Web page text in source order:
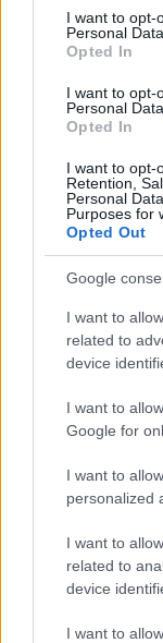
consent section.
I want to opt-
Personal Data.
Opted In
I want to opt-
Personal
Opted In
I want to opt-
Retention,
Personal
Purposes for
Opted Out
Google
I want to
related to
device
I want to
Google for
I want to
personalized
I want to
related to
device
I want to